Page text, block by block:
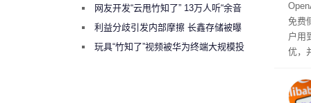
免费
户用
优，
本
钮用
网友开发“云甩竹知了” 13万人听“余音
绕梁”利益分歧引发内部摩擦 长鑫存储被曝
曾将华为驻场工程师驱逐出研发基地
玩具“竹知了”视频被华为终端大规模投